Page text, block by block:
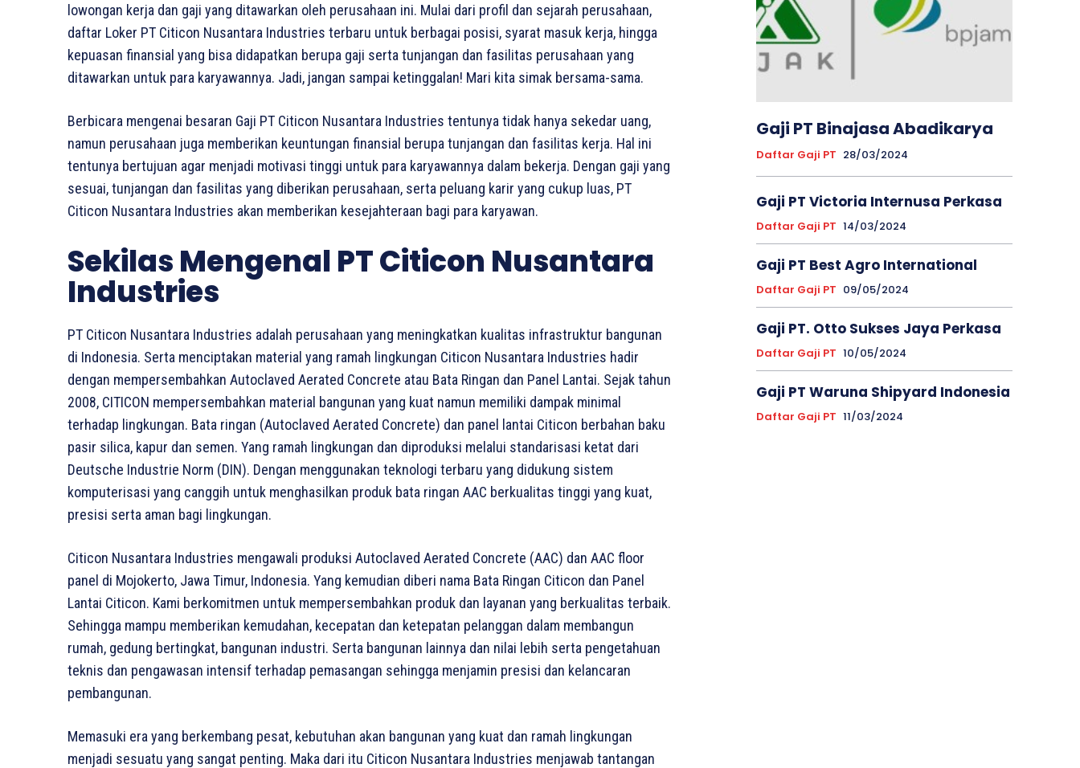
lowongan kerja dan gaji yang ditawarkan oleh perusahaan ini. Mulai dari profil dan sejarah perusahaan,
daftar Loker PT Citicon Nusantara Industries terbaru untuk berbagai posisi, syarat masuk kerja, hingga
kepuasan finansial yang bisa didapatkan berupa gaji serta tunjangan dan fasilitas perusahaan yang
ditawarkan untuk para karyawannya. Jadi, jangan sampai ketinggalan! Mari kita simak bersama-sama.
Berbicara mengenai besaran Gaji PT Citicon Nusantara Industries tentunya tidak hanya sekedar uang,
namun perusahaan juga memberikan keuntungan finansial berupa tunjangan dan fasilitas kerja. Hal ini
tentunya bertujuan agar menjadi motivasi tinggi untuk para karyawannya dalam bekerja. Dengan gaji yang
sesuai, tunjangan dan fasilitas yang diberikan perusahaan, serta peluang karir yang cukup luas, PT
Citicon Nusantara Industries akan memberikan kesejahteraan bagi para karyawan.
Sekilas Mengenal PT Citicon Nusantara
Industries
PT Citicon Nusantara Industries adalah perusahaan yang meningkatkan kualitas infrastruktur bangunan
di Indonesia. Serta menciptakan material yang ramah lingkungan Citicon Nusantara Industries hadir
dengan mempersembahkan Autoclaved Aerated Concrete atau Bata Ringan dan Panel Lantai. Sejak tahun
2008, CITICON mempersembahkan material bangunan yang kuat namun memiliki dampak minimal
terhadap lingkungan. Bata ringan (Autoclaved Aerated Concrete) dan panel lantai Citicon berbahan baku
pasir silica, kapur dan semen. Yang ramah lingkungan dan diproduksi melalui standarisasi ketat dari
Deutsche Industrie Norm (DIN). Dengan menggunakan teknologi terbaru yang didukung sistem
komputerisasi yang canggih untuk menghasilkan produk bata ringan AAC berkualitas tinggi yang kuat,
presisi serta aman bagi lingkungan.
Citicon Nusantara Industries mengawali produksi Autoclaved Aerated Concrete (AAC) dan AAC floor
panel di Mojokerto, Jawa Timur, Indonesia. Yang kemudian diberi nama Bata Ringan Citicon dan Panel
Lantai Citicon. Kami berkomitmen untuk mempersembahkan produk dan layanan yang berkualitas terbaik.
Sehingga mampu memberikan kemudahan, kecepatan dan ketepatan pelanggan dalam membangun
rumah, gedung bertingkat, bangunan industri. Serta bangunan lainnya dan nilai lebih serta pengetahuan
teknis dan pengawasan intensif terhadap pemasangan sehingga menjamin presisi dan kelancaran
pembangunan.
Memasuki era yang berkembang pesat, kebutuhan akan bangunan yang kuat dan ramah lingkungan
menjadi sesuatu yang sangat penting. Maka dari itu Citicon Nusantara Industries menjawab tantangan
Gaji PT Binajasa Abadikarya
Daftar Gaji PT 28/03/2024
Gaji PT Victoria Internusa Perkasa
Daftar Gaji PT 14/03/2024
Gaji PT Best Agro International
Daftar Gaji PT 09/05/2024
Gaji PT. Otto Sukses Jaya Perkasa
Daftar Gaji PT 10/05/2024
Gaji PT Waruna Shipyard Indonesia
Daftar Gaji PT 11/03/2024